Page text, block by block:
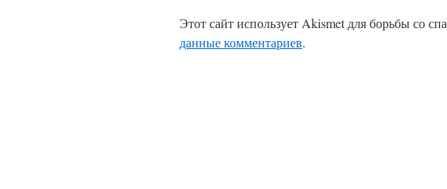
Этот сайт использует Akismet для борьбы со
данные комментариев.